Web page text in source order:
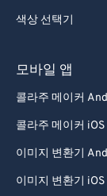
색상 선택기
모바일 앱
콜라주 메이커
콜라주 메이커 iOS
이미지 변환기
이미지 변환기 iOS